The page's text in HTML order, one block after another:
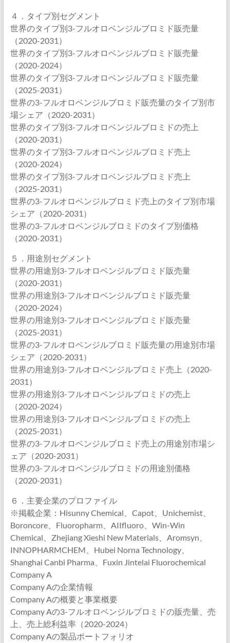
４．タイプ別セグメント
世界のタイプ別3-フルオロベンジルブロミド販売量
（2020-2031）
世界のタイプ別3-フルオロベンジルブロミド販売量
（2020-2024）
世界のタイプ別3-フルオロベンジルブロミド販売量
（2025-2031）
世界の3-フルオロベンジルブロミド販売量のタイプ別市
場シェア（2020-2031）
世界のタイプ別3-フルオロベンジルブロミドの売上
（2020-2031）
世界のタイプ別3-フルオロベンジルブロミド売上
（2020-2024）
世界のタイプ別3-フルオロベンジルブロミド売上
（2025-2031）
世界の3-フルオロベンジルブロミド売上のタイプ別市場
シェア（2020-2031）
世界の3-フルオロベンジルブロミドのタイプ別価格
（2020-2031）
５．用途別セグメント
世界の用途別3-フルオロベンジルブロミド販売量
（2020-2031）
世界の用途別3-フルオロベンジルブロミド販売量
（2020-2024）
世界の用途別3-フルオロベンジルブロミド販売量
（2025-2031）
世界の3-フルオロベンジルブロミド販売量の用途別市場
シェア（2020-2031）
世界の用途別3-フルオロベンジルブロミド売上（2020-
2031）
世界の用途別3-フルオロベンジルブロミドの売上
（2020-2024）
世界の用途別3-フルオロベンジルブロミドの売上
（2025-2031）
世界の3-フルオロベンジルブロミド売上の用途別市場シ
ェア（2020-2031）
世界の3-フルオロベンジルブロミドの用途別価格
（2020-2031）
６．主要企業のプロファイル
※掲載企業：Hisunny Chemical、Capot、Unichemist、
Boroncore、Fluoropharm、AIIfluoro、Win-Win
Chemical、Zhejiang Xieshi New Materials、Aromsyn、
INNOPHARMCHEM、Hubei Norna Technology、
Shanghai Canbi Pharma、Fuxin Jintelai Fluorochemical
Company A
Company Aの企業情報
Company Aの概要と事業概要
Company Aの3-フルオロベンジルブロミドの販売量、売
上、売上総利益率（2020-2024）
Company Aの製品ポートフォリオ